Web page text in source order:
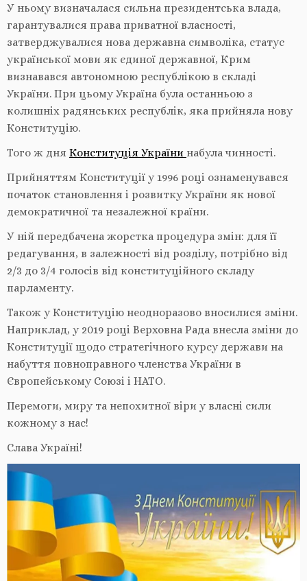
У ньому визначалася сильна президентська влада,
гарантувалися права приватної власності,
затверджувалися нова державна символіка, статус
української мови як єдиної державної, Крим
визнавався автономною республікою в складі
України. При цьому Україна була останньою з
колишніх радянських республік, яка прийняла нову
Конституцію.
Того ж дня Конституція України набула чинності.
Прийняттям Конституції у 1996 році ознаменувався
початок становлення і розвитку України як нової
демократичної та незалежної країни.
У ній передбачена жорстка процедура змін: для її
редагування, в залежності від розділу, потрібно від
2/3 до 3/4 голосів від конституційного складу
парламенту.
Також у Конституцію неодноразово вносилися зміни.
Наприклад, у 2019 році Верховна Рада внесла зміни до
Конституції щодо стратегічного курсу держави на
набуття повноправного членства України в
Європейському Союзі і НАТО.
Перемоги, миру та непохитної віри у власні сили
кожному з нас!
Слава Україні!